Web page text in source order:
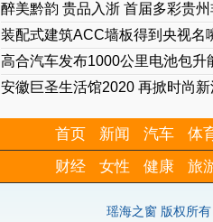
醉美黔韵 贵品入浙 首届多彩贵
装配式建筑ACC墙板得到央视名
高合汽车发布1000公里电池包升
安徽巨圣生活馆2020 再掀时尚新
首页 新闻 汽车 体
财经
女性 健康 旅
瑶海之窗 版权所有